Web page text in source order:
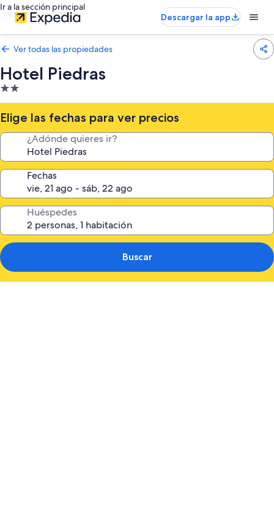
Ir a la sección principal
Descargar la app
Ver todas las propiedades
Hotel Piedras
Propiedad
de
2.0
estrellas
Elige las fechas para ver precios
¿Adónde quieres ir?
Fechas
Huéspedes
Buscar